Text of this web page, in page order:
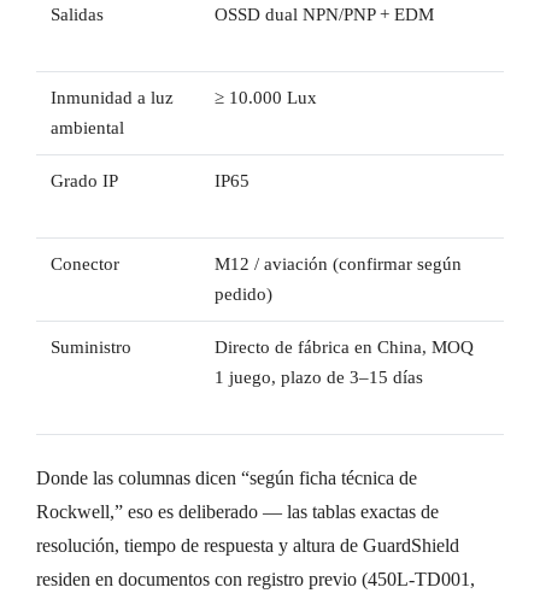
Salidas OSSD dual NPN/PNP + EDM
Inmunidad a luz
ambiental
≥ 10.000 Lux
Grado IP IP65
Conector
M12 / aviación (confirmar según
pedido)
Suministro
Directo de fábrica en China, MOQ
1 juego, plazo de 3–15 días
Donde las columnas dicen “según ficha técnica de
Rockwell,” eso es deliberado — las tablas exactas de
resolución, tiempo de respuesta y altura de GuardShield
residen en documentos con registro previo (450L-TD001,